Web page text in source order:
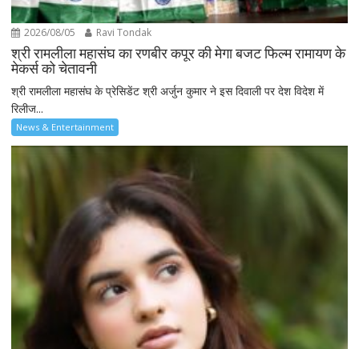
2026/08/05 Ravi Tondak
श्री रामलीला महासंघ का रणबीर कपूर की मेगा बजट फिल्म रामायण के
मेकर्स को चेतावनी
श्री रामलीला महासंघ के प्रेसिडेंट श्री अर्जुन कुमार ने इस दिवाली पर देश विदेश में
रिलीज...
News & Entertainment